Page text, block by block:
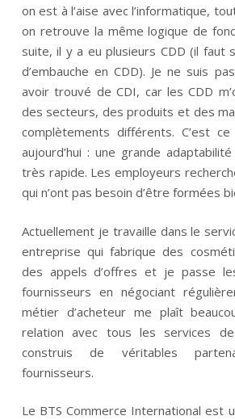
on est à l’aise avec l’informatique,
on retrouve la même logique de
suite, il y a eu plusieurs CDD (il faut
d’embauche en CDD). Je ne suis
avoir trouvé de CDI, car les CDD
des secteurs, des produits et des
complètements différents. C’est
aujourd’hui : une grande
très rapide. Les employeurs
qui n’ont pas besoin d’être formées
Actuellement je travaille dans le
entreprise qui fabrique des
des appels d’offres et je passe
fournisseurs en négociant
métier d’acheteur me plaît
relation avec tous les services
construis de véritables
fournisseurs.
Le BTS Commerce International est